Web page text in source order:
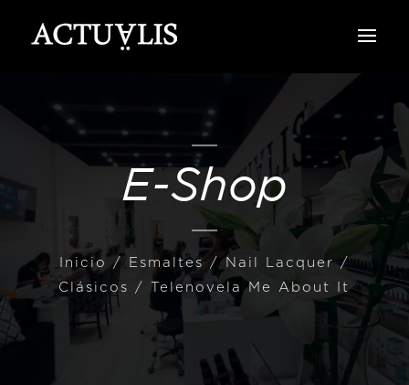
E-Shop
Inicio / Esmaltes / Nail Lacquer /
Clásicos
/ Telenovela Me About It